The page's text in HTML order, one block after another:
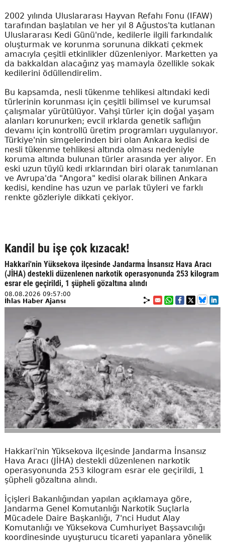
2002 yılında Uluslararası Hayvan Refahı Fonu (IFAW)
tarafından başlatılan ve her yıl 8 Ağustos'ta kutlanan
Uluslararası Kedi Günü'nde, kedilerle ilgili farkındalık
oluşturmak ve korunma sorununa dikkati çekmek
amacıyla çeşitli etkinlikler düzenleniyor. Marketten ya
da bakkaldan alacağınz yaş mamayla özellikle sokak
kedilerini ödüllendirelim.
Bu kapsamda, nesli tükenme tehlikesi altındaki kedi
türlerinin korunması için çeşitli bilimsel ve kurumsal
çalışmalar yürütülüyor. Vahşi türler için doğal yaşam
alanları korunurken; evcil ırklarda genetik saflığın
devamı için kontrollü üretim programları uygulanıyor.
Türkiye'nin simgelerinden biri olan Ankara kedisi de
nesli tükenme tehlikesi altında olması nedeniyle
koruma altında bulunan türler arasında yer alıyor. En
eski uzun tüylü kedi ırklarından biri olarak tanımlanan
ve Avrupa'da "Angora" kedisi olarak bilinen Ankara
kedisi, kendine has uzun ve parlak tüyleri ve farklı
renkte gözleriyle dikkati çekiyor.
Kandil bu işe çok kızacak!
Hakkari'nin Yüksekova ilçesinde Jandarma İnsansız Hava Aracı
(JİHA) destekli düzenlenen narkotik operasyonunda 253 kilogram
esrar ele geçirildi, 1 şüpheli gözaltına alındı
08.08.2026 09:57:00
İhlas Haber Ajansı
Hakkari'nin Yüksekova ilçesinde Jandarma İnsansız
Hava Aracı (JİHA) destekli düzenlenen narkotik
operasyonunda 253 kilogram esrar ele geçirildi, 1
şüpheli gözaltına alındı.
İçişleri Bakanlığından yapılan açıklamaya göre,
Jandarma Genel Komutanlığı Narkotik Suçlarla
Mücadele Daire Başkanlığı, 7'nci Hudut Alay
Komutanlığı ve Yüksekova Cumhuriyet Başsavcılığı
koordinesinde uyuşturucu ticareti yapanlara yönelik